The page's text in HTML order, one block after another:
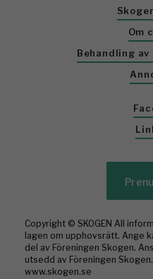
Om
Behandling
Copyright © SKOGEN All
lagen om upphovsrätt. Ange
del av Föreningen Skogen.
utsedd av Föreningen
www.skogen.se